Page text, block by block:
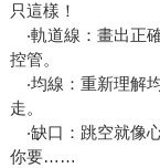
只這樣！
‧軌道線：畫出正
控管。
‧均線：重新理解
走。
‧缺口：跳空就像
你要……